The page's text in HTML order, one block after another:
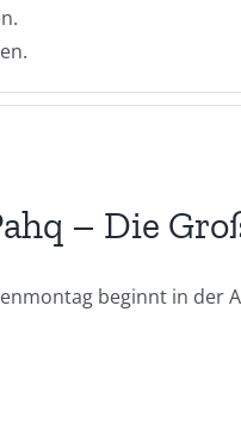
– Die
beginnt in der